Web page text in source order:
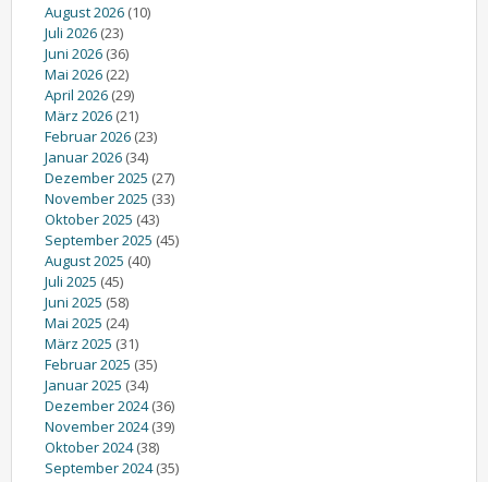
August 2026 (10)
Juli 2026 (23)
Juni 2026 (36)
Mai 2026 (22)
April 2026 (29)
März 2026 (21)
Februar 2026 (23)
Januar 2026 (34)
Dezember 2025 (27)
November 2025 (33)
Oktober 2025 (43)
September 2025 (45)
August 2025 (40)
Juli 2025 (45)
Juni 2025 (58)
Mai 2025 (24)
März 2025 (31)
Februar 2025 (35)
Januar 2025 (34)
Dezember 2024(36)
November 2024(39)
Oktober 2024(38)
September 2024(35)